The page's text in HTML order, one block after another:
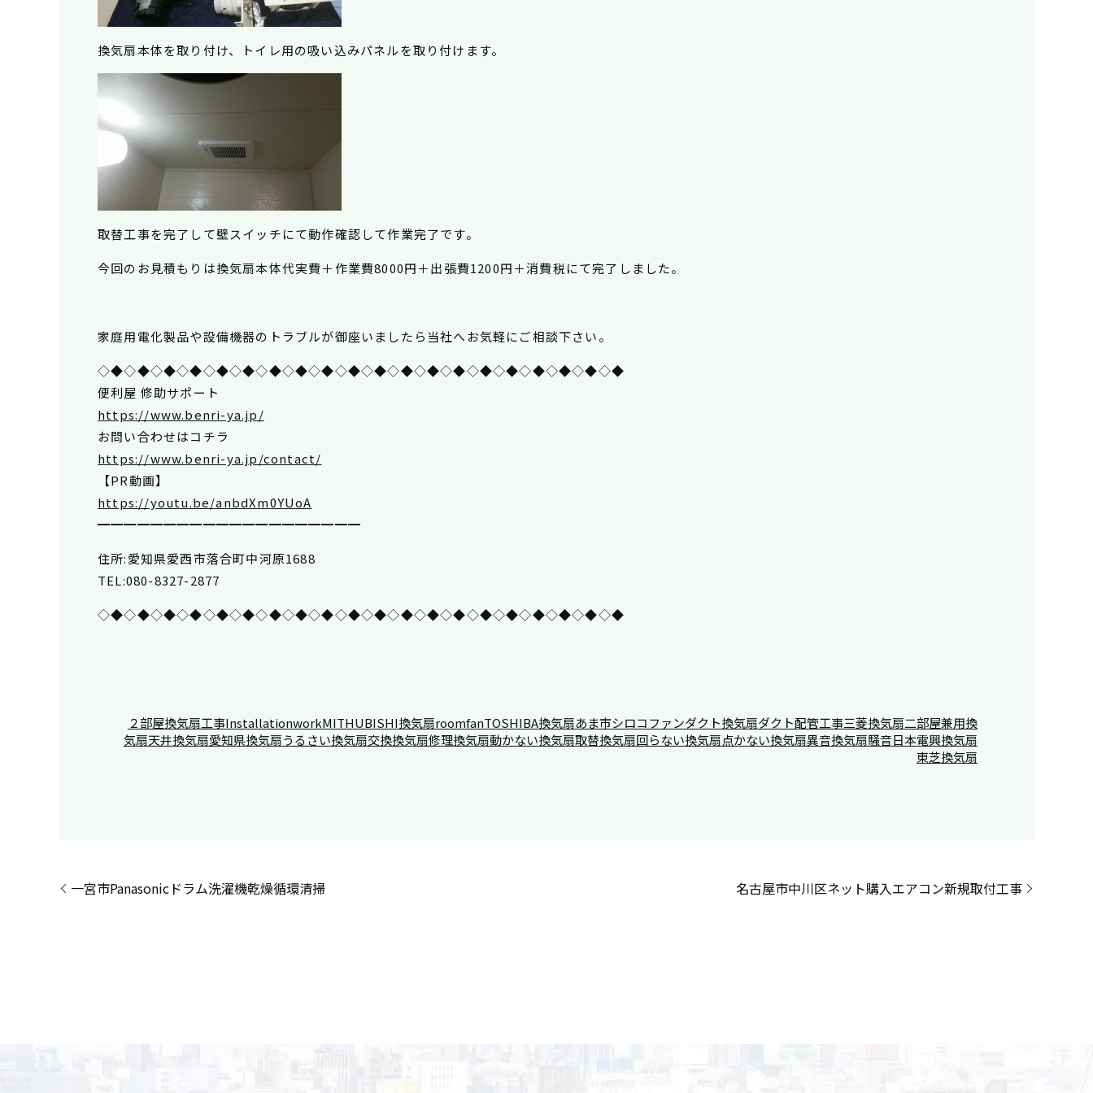
換気扇本体を取り付け、トイレ用の吸い込みパネルを取り付けます。
取替工事を完了して壁スイッチにて動作確認して作業完了です。
今回のお見積もりは換気扇本体代実費＋作業費8000円＋出張費1200円＋消費税にて完了しました。
家庭用電化製品や設備機器のトラブルが御座いましたら当社へお気軽にご相談下さい。
◇◆◇◆◇◆◇◆◇◆◇◆◇◆◇◆◇◆◇◆◇◆◇◆◇◆◇◆◇◆◇◆◇◆◇◆◇◆◇◆
便利屋 修助サポート
https://www.benri-ya.jp/
お問い合わせはコチラ
https://www.benri-ya.jp/contact/
【PR動画】
https://youtu.be/anbdXm0YUoA
━━━━━━━━━━━━━━━━━━━━
住所:愛知県愛西市落合町中河原1688
TEL:080-8327-2877
◇◆◇◆◇◆◇◆◇◆◇◆◇◆◇◆◇◆◇◆◇◆◇◆◇◆◇◆◇◆◇◆◇◆◇◆◇◆◇◆
２部屋換気扇工事InstallationworkMITHUBISHI換気扇roomfanTOSHIBA換気扇あま市シロコファンダクト換気扇ダクト配管工事三菱換気扇二部屋兼用換
気扇天井換気扇愛知県換気扇うるさい換気扇交換換気扇修理換気扇動かない換気扇取替換気扇回らない換気扇点かない換気扇異音換気扇騒音日本電興換気扇
東芝換気扇
一宮市Panasonicドラム洗濯機乾燥循環清掃 名古屋市中川区ネット購入エアコン新規取付工事